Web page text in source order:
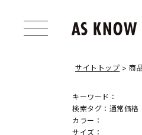
サイトトップ 商
キーワード：
検索タグ： 通常価格
カラー：
サイズ：